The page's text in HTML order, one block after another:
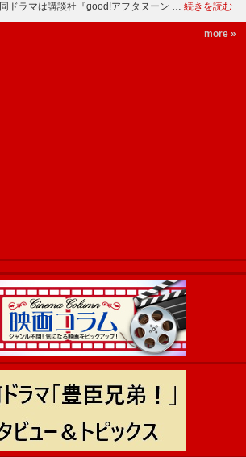
ドラマは講談社『good!アフタヌーン … 続きを読む
more »